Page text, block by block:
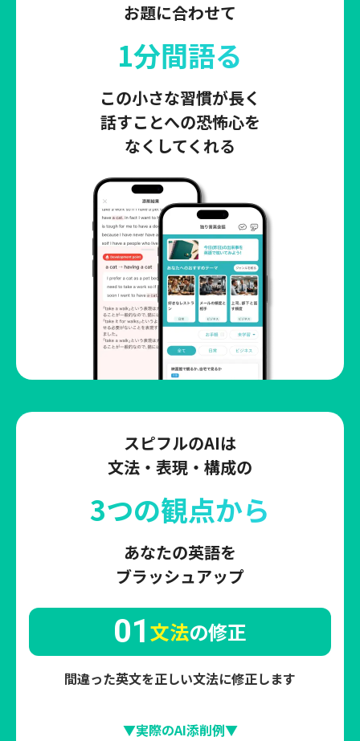
お題に合わせて
1分間語る
この小さな習慣が長く
話すことへの恐怖心を
なくしてくれる
スピフルのAIは
文法・表現・構成の
3つの観点から
あなたの英語を
ブラッシュアップ
01 文法の修正
間違った英文を正しい文法に修正します
▼実際のAI添削例▼